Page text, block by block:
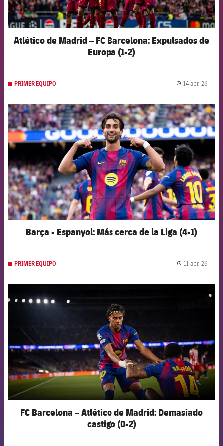
Atlético de Madrid – FC Barcelona: Expulsados de
Europa (1-2)
PRIMER EQUIPO 14 abr. 26
FCB Barcelona badge
Barça - Espanyol: Más cerca de la Liga (4-1)
PRIMER EQUIPO 11 abr. 26
FC Barcelona – Atlético de Madrid: Demasiado
castigo (0-2)